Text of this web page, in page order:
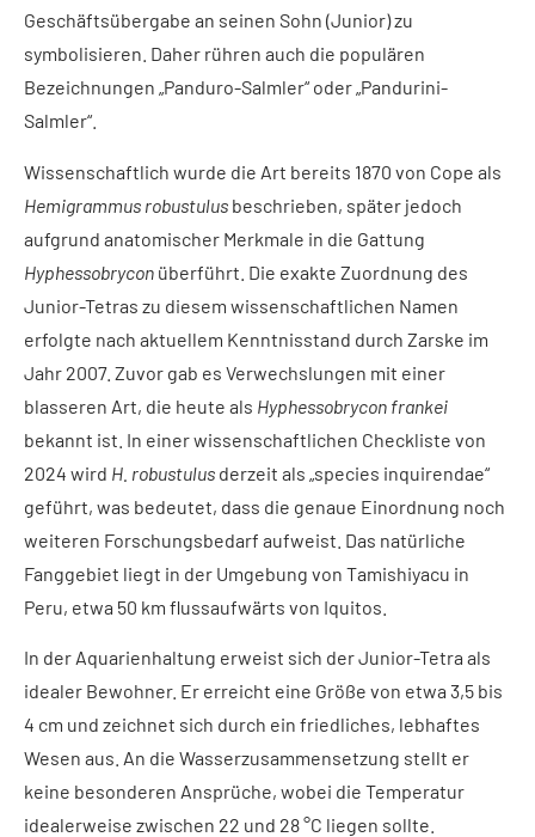
Geschäftsübergabe an seinen Sohn (Junior) zu
symbolisieren. Daher rühren auch die populären
Bezeichnungen „Panduro-Salmler“ oder „Pandurini-
Salmler“.
Wissenschaftlich wurde die Art bereits 1870 von Cope als
Hemigrammus robustulus beschrieben, später jedoch
aufgrund anatomischer Merkmale in die Gattung
Hyphessobrycon überführt. Die exakte Zuordnung des
Junior-Tetras zu diesem wissenschaftlichen Namen
erfolgte nach aktuellem Kenntnisstand durch Zarske im
Jahr 2007. Zuvor gab es Verwechslungen mit einer
blasseren Art, die heute als Hyphessobrycon frankei
bekannt ist. In einer wissenschaftlichen Checkliste von
2024 wird H. robustulus derzeit als „species inquirendae“
geführt, was bedeutet, dass die genaue Einordnung noch
weiteren Forschungsbedarf aufweist. Das natürliche
Fanggebiet liegt in der Umgebung von Tamishiyacu in
Peru, etwa 50 km flussaufwärts von Iquitos.
In der Aquarienhaltung erweist sich der Junior-Tetra als
idealer Bewohner. Er erreicht eine Größe von etwa 3,5 bis
4 cm und zeichnet sich durch ein friedliches, lebhaftes
Wesen aus. An die Wasserzusammensetzung stellt er
keine besonderen Ansprüche, wobei die Temperatur
idealerweise zwischen 22 und 28 °C liegen sollte.